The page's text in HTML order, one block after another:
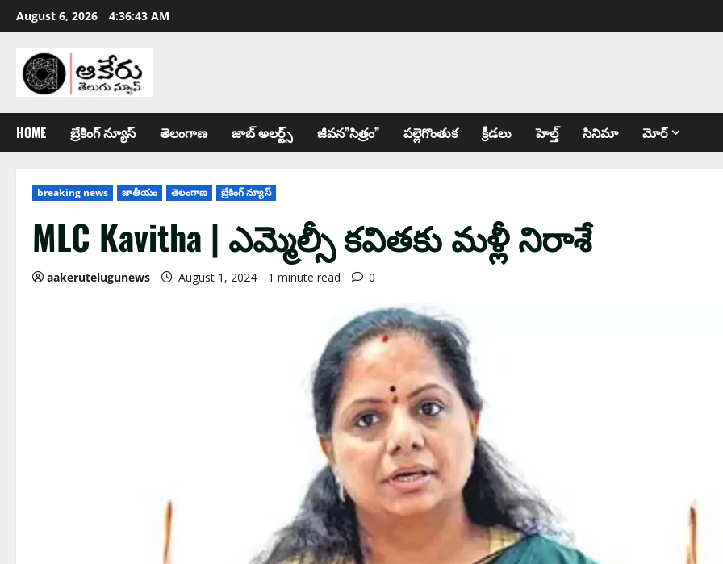
August 6, 2026 4:36:44 AM
HOME బ్రేకింగ్ న్యూస్ తెలంగాణ జాబ్ అల‌ర్ట్స్ జీవన”సిత్రం” పల్లెగొంతుక క్రీడలు హెల్త్ సినిమా మోర్
breaking news జాతీయం తెలంగాణ బ్రేకింగ్ న్యూస్
MLC Kavitha | ఎమ్మెల్సీ క‌విత‌కు మ‌ళ్లీ నిరాశే
aakerutelugunews August 1, 2024 1 minute read 0